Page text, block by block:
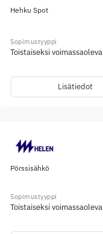
Hehku Spot
Toistaiseksi voimassaoleva
Lisätiedot
Pörssisähkö
Toistaiseksi voimassaoleva